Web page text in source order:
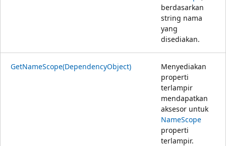
berdasarkan
string nama
yang
disediakan.
GetNameScope(DependencyObject)
Menyediakan
properti
terlampir
mendapatkan
aksesor untuk
NameScope
properti
terlampir.